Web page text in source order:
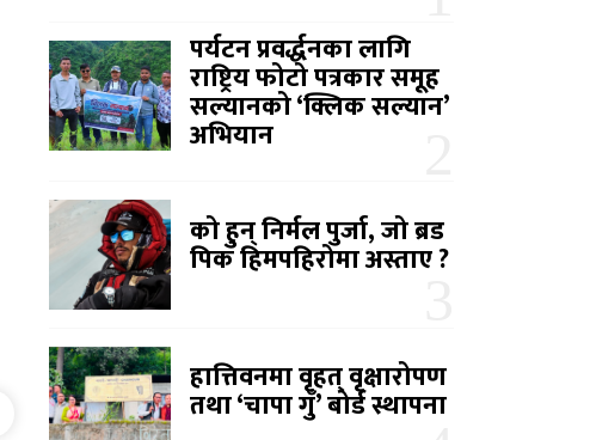
पर्यटन प्रवर्द्धनका लागि
राष्ट्रिय फोटो पत्रकार समूह
सल्यानको ‘क्लिक सल्यान’
अभियान
को हुन् निर्मल पुर्जा, जो ब्रड
पिक हिमपहिरोमा अस्ताए ?
हात्तिवनमा वृहत् वृक्षारोपण
तथा ‘चापा गुँ’ बोर्ड स्थापना